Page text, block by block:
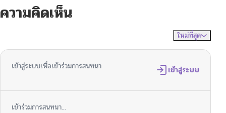
ตอนที่ 104
10/06/2024
ตอนที่ 102 10/06/2024
ความคิดเห็น
ใหม่ที่สุด
เข้าสู่ระบบเพื่อเข้าร่วมการสนทนา เข้าสู่ระบบ
เข้าร่วมการสนทนา...